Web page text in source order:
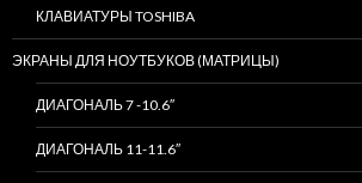
КЛАВИАТУРЫ TOSHIBA
ЭКРАНЫ ДЛЯ НОУТБУКОВ (МАТРИЦЫ)
ДИАГОНАЛЬ 7 -10.6″
ДИАГОНАЛЬ 11-11.6″